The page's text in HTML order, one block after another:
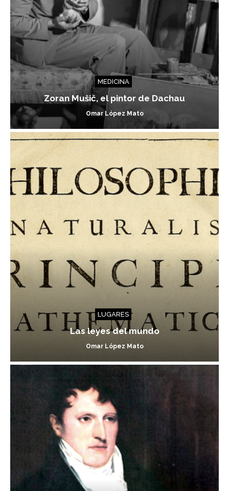
MEDICINA
Zoran Mušič, el pintor de Dachau
Omar López Mato
LUGARES
Las leyes del mundo
Omar López Mato